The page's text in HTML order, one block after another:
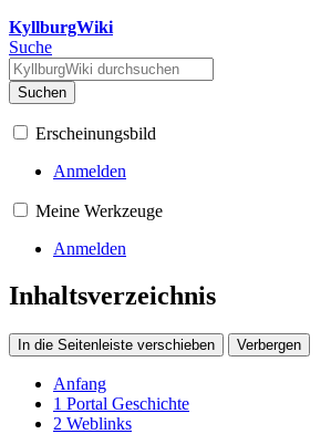
KyllburgWiki
Suche
Suchen
Erscheinungsbild
Anmelden
Meine Werkzeuge
Anmelden
Inhaltsverzeichnis
In die Seitenleiste verschieben Verbergen
Anfang
1 Portal Geschichte
2 Weblinks